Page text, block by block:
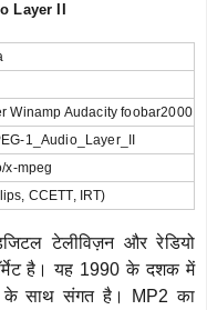
Layer II
Winamp Audacity foobar2000
1_Audio_Layer_II
x-mpeg
CCETT, IRT)
टेलीविज़न और रेडियो
है। यह 1990 के दशक में
के साथ संगत है। MP2 का